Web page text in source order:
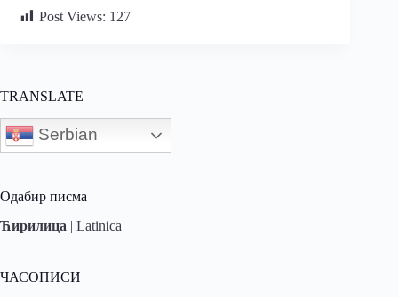
Post Views: 127
TRANSLATE
Serbian
Одабир писма
Ћирилица | Latinica
ЧАСОПИСИ